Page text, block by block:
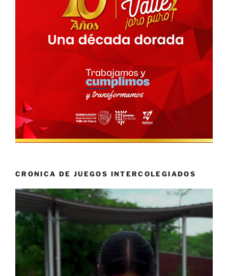
CRONICA DE JUEGOS INTERCOLEGIADOS
Reproductor
vídeo